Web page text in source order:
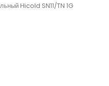
Hicold SN11/TN 1G